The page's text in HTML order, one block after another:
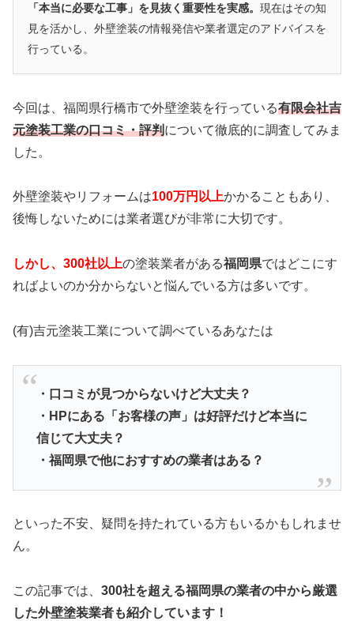
「本当に必要な工事」を見抜く重要性を実感。 現在はその知
見を活かし、外壁塗装の情報発信や業者選定のアドバイスを
行っている。
今回は、福岡県行橋市で外壁塗装を行っている有限会社吉
元塗装工業の口コミ・評判について徹底的に調査してみま
した。
外壁塗装やリフォームは100万円以上かかることもあり、
後悔しないためには業者選びが非常に大切です。
しかし、300社以上の塗装業者がある福岡県ではどこにす
ればよいのか分からないと悩んでいる方は多いです。
(有)吉元塗装工業について調べているあなたは
・口コミが見つからないけど大丈夫？
・HPにある「お客様の声」は好評だけど本当に
信じて大丈夫？
・福岡県で他におすすめの業者はある？
といった不安、疑問を持たれている方もいるかもしれませ
ん。
この記事では、 300社を超える福岡県の業者の中から厳選
した外壁塗装業者も紹介しています！